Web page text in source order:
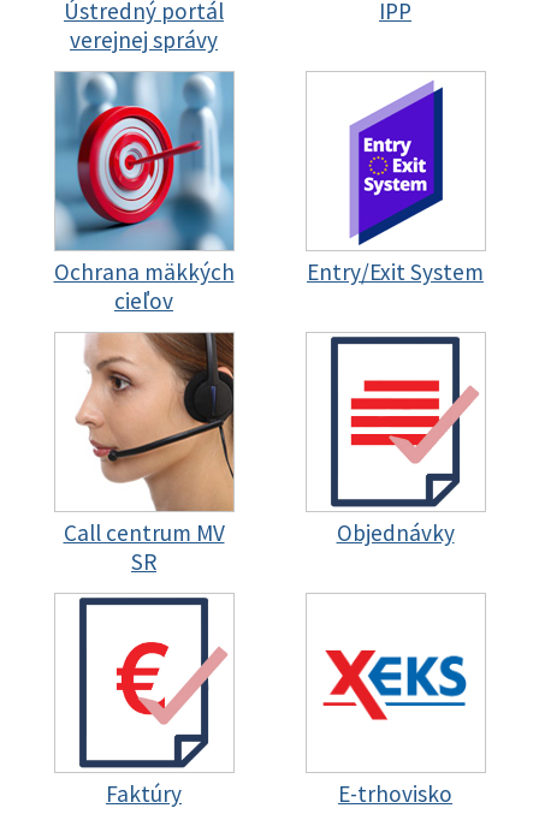
Ústredný portál
verejnej správy
IPP
Ochrana mäkkých
cieľov
Entry/Exit System
Call centrum MV
SR
Objednávky
Faktúry E-trhovisko